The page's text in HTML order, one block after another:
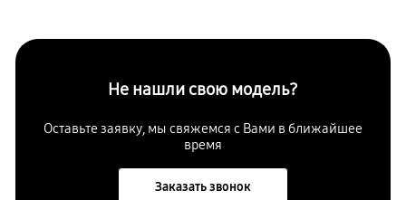
Не нашли свою модель?
Оставьте заявку, мы свяжемся с Вами в ближайшее
время
Заказать звонок